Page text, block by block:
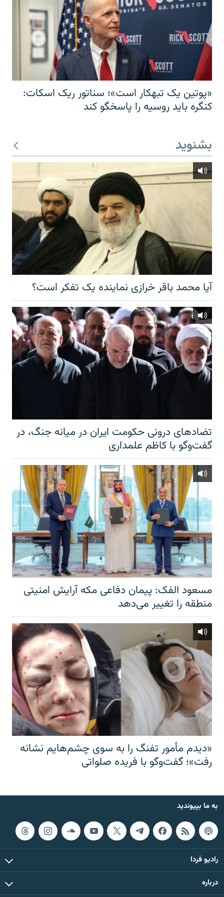
«پوتین یک تبهکار است»؛ سناتور ریک اسکات:
کنگره باید روسیه را پاسخگو کند
بشنوید
آیا محمد باقر خرازی نماینده یک تفکر است؟
تضادهای درونی حکومت ایران در میانه جنگ، در
گفت‌‌وگو با کاظم علمداری
مسعود الفک: پیمان دفاعی مکه آرایش امنیتی
منطقه را تغییر می‌دهد
«دیدم مأمور تفنگ را به سوی چشم‌هایم نشانه
رفت»؛ گفت‌و‌گو با فریده صلواتی
به ما بپیوندید
رادیو فردا
درباره